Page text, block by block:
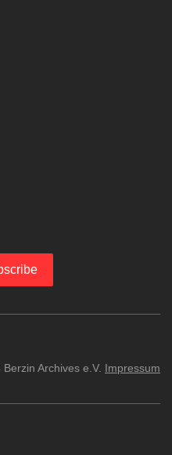
Archives e.V. Impressum